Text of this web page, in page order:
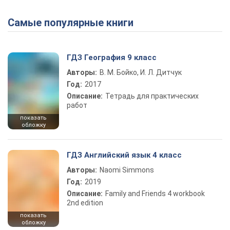
Play Video
Самые популярные книги
показать
обложку
ГДЗ География 9 класс
Авторы: В. М. Бойко, И. Л. Дитчук
Год: 2017
Описание: Тетрадь для практических
работ
показать
обложку
ГДЗ Английский язык 4 класс
Авторы: Naomi Simmons
Год: 2019
Описание: Family and Friends 4 workbook
2nd edition